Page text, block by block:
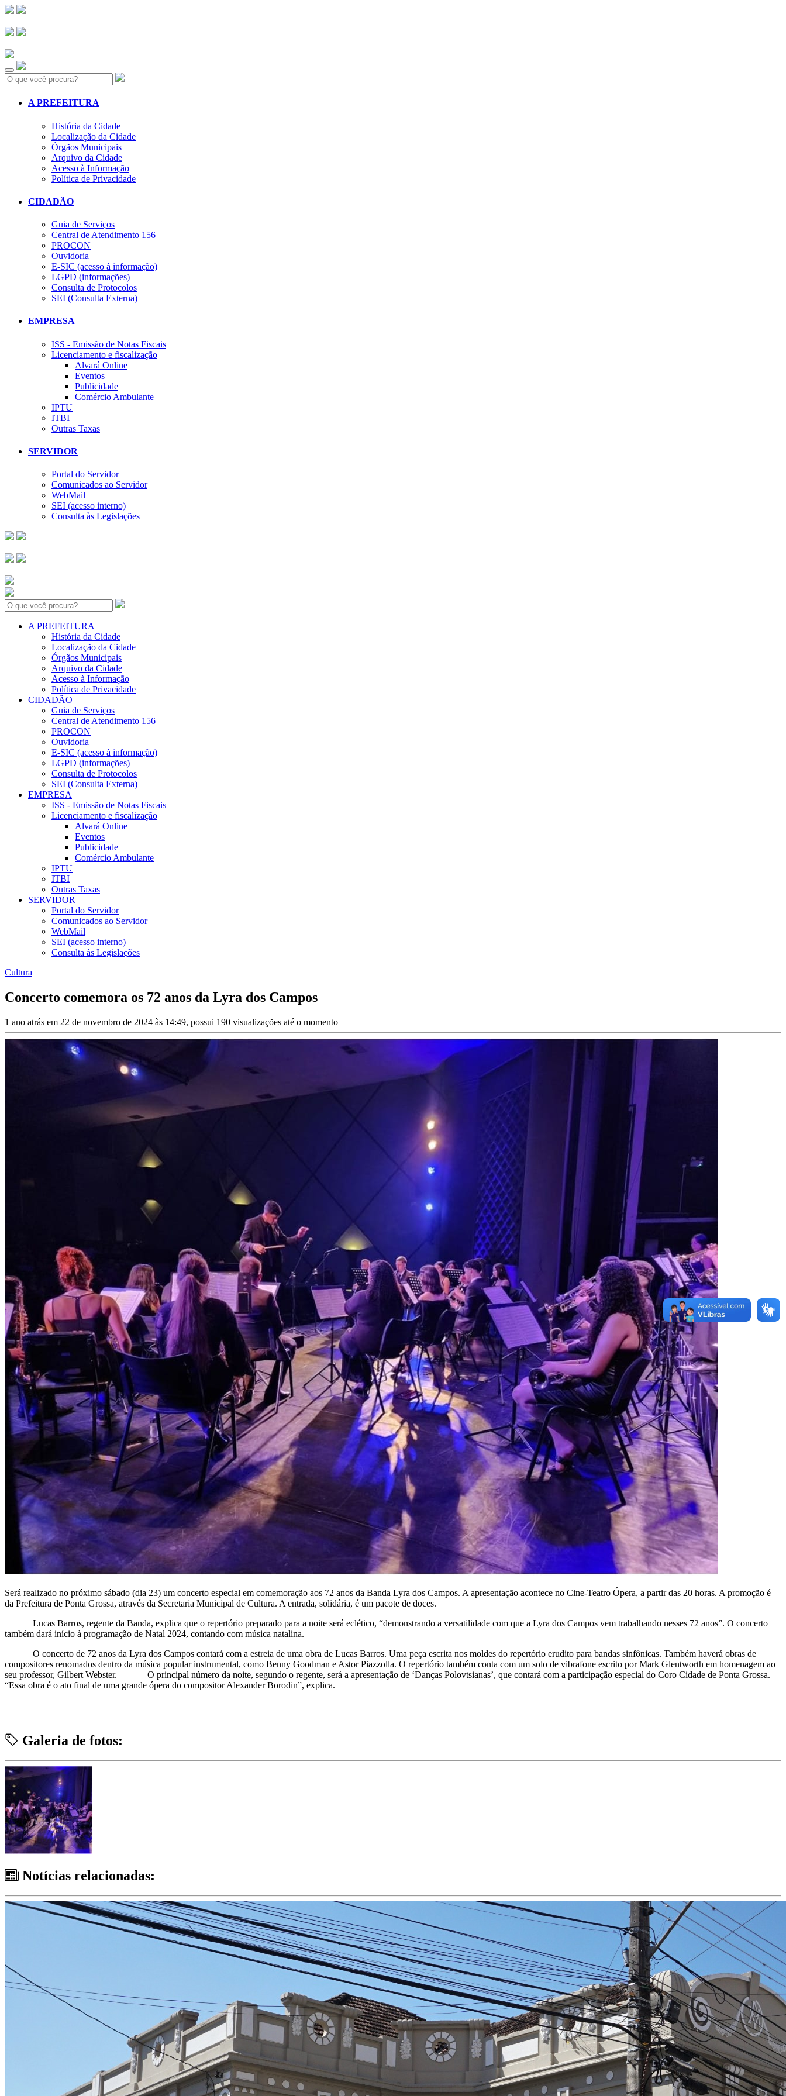
Search:
A PREFEITURA
História da Cidade
Localização da Cidade
Órgãos Municipais
Arquivo da Cidade
Acesso à Informação
Política de Privacidade
CIDADÃO
Guia de Serviços
Central de Atendimento 156
PROCON
Ouvidoria
E-SIC (acesso à informação)
LGPD (informações)
Consulta de Protocolos
SEI (Consulta Externa)
EMPRESA
ISS - Emissão de Notas Fiscais
Licenciamento e fiscalização
Alvará Online
Eventos
Publicidade
Comércio Ambulante
IPTU
ITBI
Outras Taxas
SERVIDOR
Portal do Servidor
Comunicados ao Servidor
WebMail
SEI (acesso interno)
Consulta às Legislações
Search:
A PREFEITURA
História da Cidade
Localização da Cidade
Órgãos Municipais
Arquivo da Cidade
Acesso à Informação
Política de Privacidade
CIDADÃO
Guia de Serviços
Central de Atendimento 156
PROCON
Ouvidoria
E-SIC (acesso à informação)
LGPD (informações)
Consulta de Protocolos
SEI (Consulta Externa)
EMPRESA
ISS - Emissão de Notas Fiscais
Licenciamento e fiscalização
Alvará Online
Eventos
Publicidade
Comércio Ambulante
IPTU
ITBI
Outras Taxas
SERVIDOR
Portal do Servidor
Comunicados ao Servidor
WebMail
SEI (acesso interno)
Consulta às Legislações
Cultura
Concerto comemora os 72 anos da Lyra dos Campos
1 ano atrás em 22 de novembro de 2024 às 14:49, possui 190 visualizações até o momento
Será realizado no próximo sábado (dia 23) um concerto especial em comemoração aos 72 anos da Banda Lyra dos Campos. A apresentação acontece no Cine-Teatro Ópera, a partir das 20 horas. A promoção é
da Prefeitura de Ponta Grossa, através da Secretaria Municipal de Cultura. A entrada, solidária, é um pacote de doces.
Lucas Barros, regente da Banda, explica que o repertório preparado para a noite será eclético, “demonstrando a versatilidade com que a Lyra dos Campos vem trabalhando nesses 72 anos”. O concerto
também dará início à programação de Natal 2024, contando com música natalina.
O concerto de 72 anos da Lyra dos Campos contará com a estreia de uma obra de Lucas Barros. Uma peça escrita nos moldes do repertório erudito para bandas sinfônicas. Também haverá obras de
compositores renomados dentro da música popular instrumental, como Benny Goodman e Astor Piazzolla. O repertório também conta com um solo de vibrafone escrito por Mark Glentworth em homenagem ao
seu professor, Gilbert Webster. O principal número da noite, segundo o regente, será a apresentação de ‘Danças Polovtsianas’, que contará com a participação especial do Coro Cidade de Ponta Grossa.
“Essa obra é o ato final de uma grande ópera do compositor Alexander Borodin”, explica.
Galeria de fotos:
Notícias relacionadas: